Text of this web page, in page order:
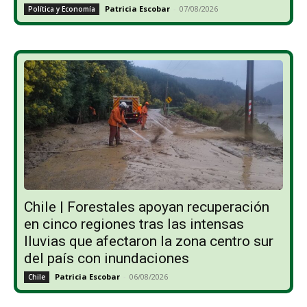
Política y Economía Patricia Escobar - 07/08/2026
Chile | Forestales apoyan recuperación
en cinco regiones tras las intensas
lluvias que afectaron la zona centro sur
del país con inundaciones
Chile Patricia Escobar - 06/08/2026